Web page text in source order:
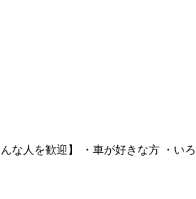
な人を歓迎】 ・車が好きな方 ・